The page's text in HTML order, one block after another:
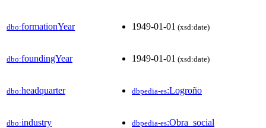
dbo:formationYear 1949-01-01 (xsd:date)
dbo:foundingYear 1949-01-01 (xsd:date)
dbo:headquarter dbpedia-es:Logroño
dbo:industry dbpedia-es:Obra_social